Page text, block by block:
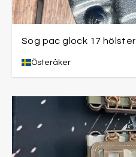
Sog pac glock 17 hölster
Österåker